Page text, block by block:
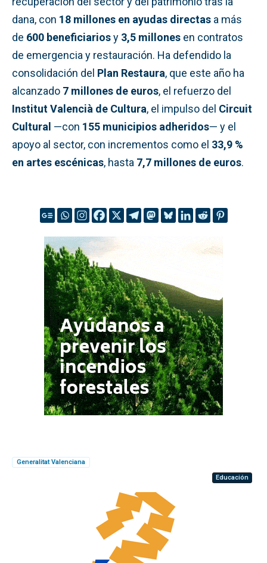
dana, con 18 millones en ayudas directas a más
de 600 beneficiariosy 3,5 millones en contratos
de emergencia y restauración. Ha defendido la
consolidación del Plan Restaura, que este año ha
alcanzado 7 millones de euros, el refuerzo del
Institut Valencià de Cultura, el impulso del Circuit
Cultural —con 155 municipios adheridos— y el
apoyo al sector, con incrementos como el 33,9 %
en artes escénicas, hasta 7,7 millones de euros.
Generalitat Valenciana
Educación